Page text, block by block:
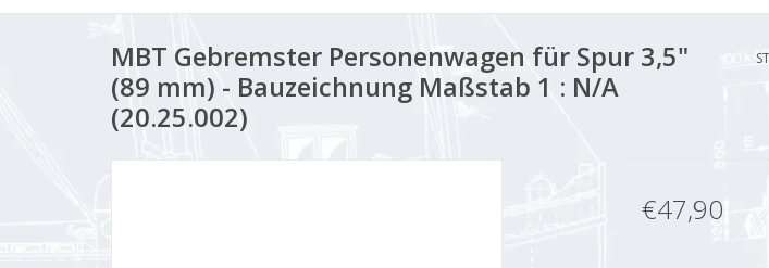
MBT Gebremster Personenwagen für Spur 3,5"
(89 mm) - Bauzeichnung Maßstab 1 : N/A
(20.25.002)
€47,90